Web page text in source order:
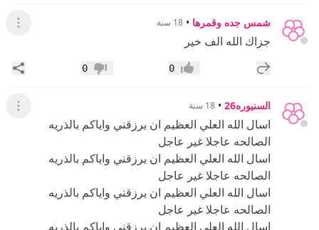
شمس جده وقمرها • 18 سنة عرض
جزاك الله الف خير
إضافة رد جديد إعجاب0 عدم إعجاب
0
السنيوره26 • 18 سنة عرض
اسال الله العلي العظيم ان يرزقني واياكم بالذريه
الصالحه عاجلا غير عاجل
اسال الله العلي العظيم ان يرزقني واياكم بالذريه
الصالحه عاجلا غير عاجل
اسال الله العلي العظيم ان يرزقني واياكم بالذريه
الصالحه عاجلا غير عاجل
اسال الله العلي العظيم ان يرزقني واياكم بالذريه